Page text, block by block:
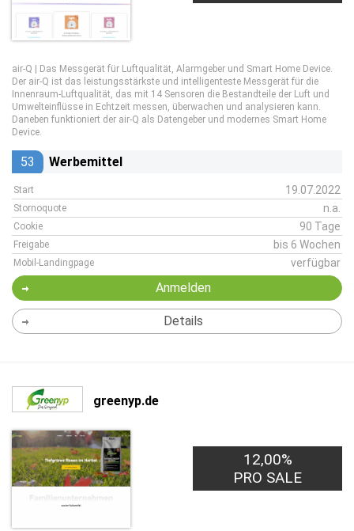
air-Q | Das Messgerät für Luftqualität, Alarmgeber und Smart Home Device.
Der air-Q ist das leistungsstärkste und intelligenteste Messgerät für die
Innenraum-Luftqualität, das mit 14 Sensoren die Bestandteile der Luft und
Umwelteinflüsse in Echtzeit messen, überwachen und analysieren kann.
Daneben funktioniert der air-Q als Datengeber und modernes Smart Home
Device.
53 Werbemittel
Start 19.07.2022
Stornoquote n.a.
Cookie 90 Tage
Freigabe bis 6 Wochen
Mobil-Landingpage verfügbar
Anmelden
Details
greenyp.de
12,00%
PRO SALE